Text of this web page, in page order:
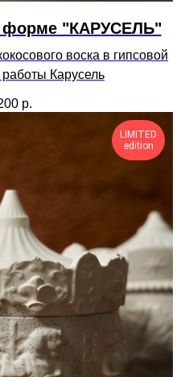
форме "КАРУСЕЛЬ"
воска в гипсовой
Карусель
р.
LIMITED
edition